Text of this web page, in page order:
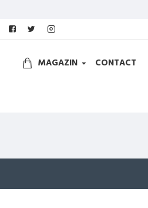
MAGAZIN CONTACT